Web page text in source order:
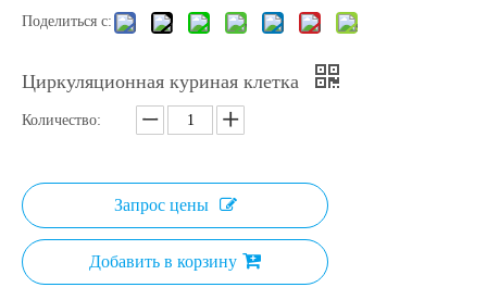
Поделиться с:
Циркуляционная куриная клетка
Количество:
Запрос цены
Добавить в корзину